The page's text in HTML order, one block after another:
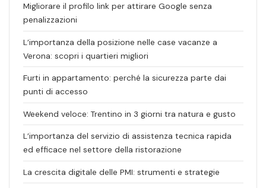
Migliorare il profilo link per attirare Google senza
penalizzazioni
L’importanza della posizione nelle case vacanze a
Verona: scopri i quartieri migliori
Furti in appartamento: perché la sicurezza parte dai
punti di accesso
Weekend veloce: Trentino in 3 giorni tra natura e gusto
L’importanza del servizio di assistenza tecnica rapida
ed efficace nel settore della ristorazione
La crescita digitale delle PMI: strumenti e strategie